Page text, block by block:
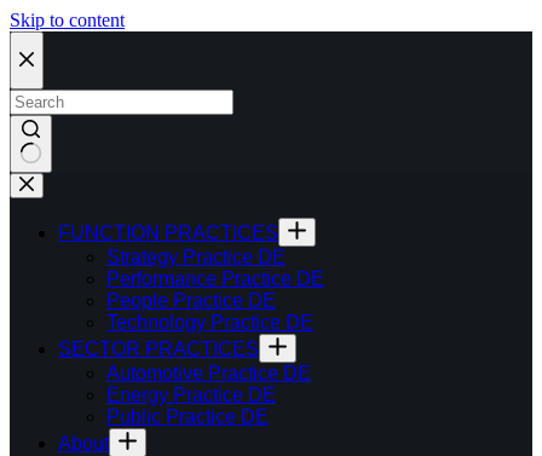
Skip to content
FUNCTION PRACTICES
Strategy Practice DE
Performance Practice DE
People Practice DE
Technology Practice DE
SECTOR PRACTICES
Automotive Practice DE
Energy Practice DE
Public Practice DE
About